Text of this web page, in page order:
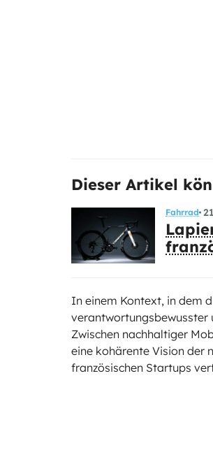
Dieser Artikel
Fahrrad
In einem Kontext, in dem
verantwortungsbewusster
Zwischen nachhaltiger
eine kohärente Vision der
französischen Startups